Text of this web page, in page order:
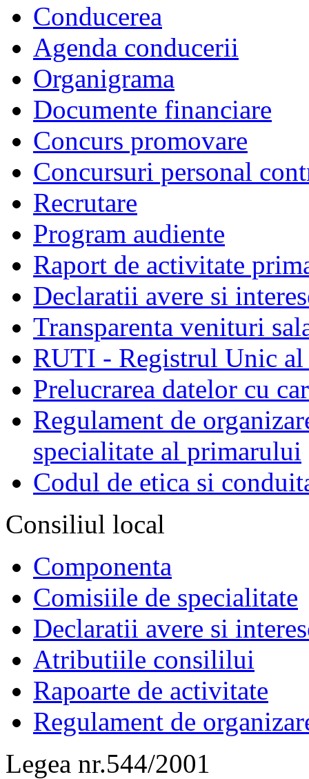
Conducerea
Agenda conducerii
Organigrama
Documente financiare
Concurs promovare
Concursuri personal
Recrutare
Program audiente
Raport de activitate
Declaratii avere si
Transparenta venituri
RUTI - Registrul Unic al
Prelucrarea datelor cu
Regulament de
specialitate al primarului
Codul de etica si
Consiliul local
Componenta
Comisiile de specialitate
Declaratii avere si
Atributiile consililui
Rapoarte de activitate
Regulament de
Legea nr.544/2001